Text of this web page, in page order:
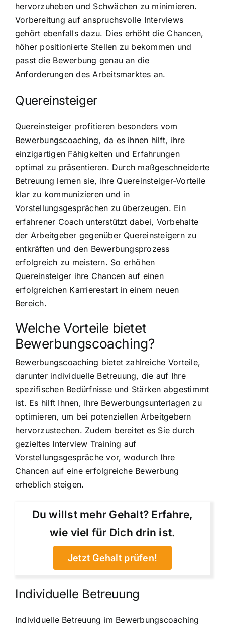
hervorzuheben und Schwächen zu minimieren.
Vorbereitung auf anspruchsvolle Interviews
gehört ebenfalls dazu. Dies erhöht die Chancen,
höher positionierte Stellen zu bekommen und
passt die Bewerbung genau an die
Anforderungen des Arbeitsmarktes an.
Quereinsteiger
Quereinsteiger profitieren besonders vom
Bewerbungscoaching, da es ihnen hilft, ihre
einzigartigen Fähigkeiten und Erfahrungen
optimal zu präsentieren. Durch maßgeschneiderte
Betreuung lernen sie, ihre Quereinsteiger-Vorteile
klar zu kommunizieren und in
Vorstellungsgesprächen zu überzeugen. Ein
erfahrener Coach unterstützt dabei, Vorbehalte
der Arbeitgeber gegenüber Quereinsteigern zu
entkräften und den Bewerbungsprozess
erfolgreich zu meistern. So erhöhen
Quereinsteiger ihre Chancen auf einen
erfolgreichen Karrierestart in einem neuen
Bereich.
Welche Vorteile bietet
Bewerbungscoaching?
Bewerbungscoaching bietet zahlreiche Vorteile,
darunter individuelle Betreuung, die auf Ihre
spezifischen Bedürfnisse und Stärken abgestimmt
ist. Es hilft Ihnen, Ihre Bewerbungsunterlagen zu
optimieren, um bei potenziellen Arbeitgebern
hervorzustechen. Zudem bereitet es Sie durch
gezieltes Interview Training auf
Vorstellungsgespräche vor, wodurch Ihre
Chancen auf eine erfolgreiche Bewerbung
erheblich steigen.
Du willst mehr Gehalt? Erfahre,
wie viel für Dich drin ist.
Jetzt Gehalt prüfen!
Individuelle Betreuung
Individuelle Betreuung im Bewerbungscoaching